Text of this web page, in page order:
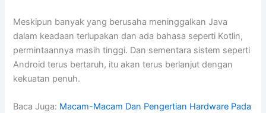
Meskipun banyak yang berusaha meninggalkan Java
dalam keadaan terlupakan dan ada bahasa seperti Kotlin,
permintaannya masih tinggi. Dan sementara sistem seperti
Android terus bertaruh, itu akan terus berlanjut dengan
kekuatan penuh.
Baca Juga: Macam-Macam Dan Pengertian Hardware Pada